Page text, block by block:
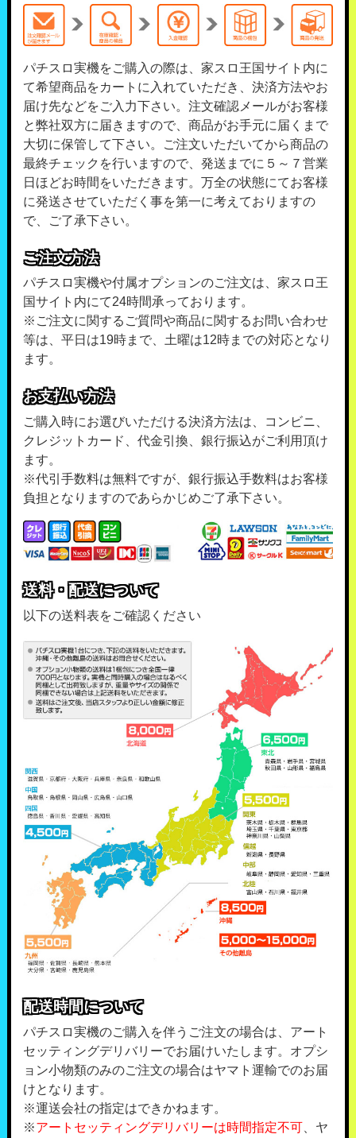
パチスロ実機をご購入の際は、家スロ王国サイト内に
て希望商品をカートに入れていただき、決済方法やお
届け先などをご入力下さい。注文確認メールがお客様
と弊社双方に届きますので、商品がお手元に届くまで
大切に保管して下さい。ご注文いただいてから商品の
最終チェックを行いますので、発送までに５～７営業
日ほどお時間をいただきます。万全の状態にてお客様
に発送させていただく事を第一に考えておりますの
で、ご了承下さい。
ご注文方法
パチスロ実機や付属オプションのご注文は、家スロ王
国サイト内にて24時間承っております。
※ご注文に関するご質問や商品に関するお問い合わせ
等は、平日は19時まで、土曜は12時までの対応となり
ます。
お支払い方法
ご購入時にお選びいただける決済方法は、コンビニ、
クレジットカード、代金引換、銀行振込がご利用頂け
ます。
※代引手数料は無料ですが、銀行振込手数料はお客様
負担となりますのであらかじめご了承下さい。
送料・配送について
以下の送料表をご確認ください
配送時間について
パチスロ実機のご購入を伴うご注文の場合は、アート
セッティングデリバリーでお届けいたします。オプシ
ョン小物類のみのご注文の場合はヤマト運輸でのお届
けとなります。
※運送会社の指定はできかねます。
※アートセッティングデリバリーは時間指定不可、ヤ